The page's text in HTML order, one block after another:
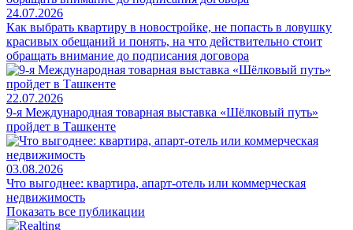
24.07.2026
Как выбрать квартиру в новостройке, не попасть в ловушку
красивых обещаний и понять, на что действительно стоит
обращать внимание до подписания договора
22.07.2026
9-я Международная товарная выставка «Шёлковый путь»
пройдет в Ташкенте
03.08.2026
Что выгоднее: квартира, апарт-отель или коммерческая
недвижимость
Показать все публикации